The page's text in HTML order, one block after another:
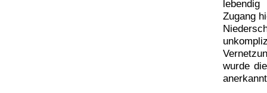
Zugang
wurde